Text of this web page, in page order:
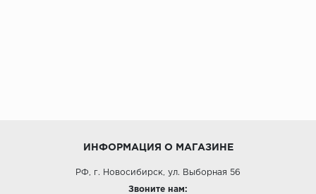
ИНФОРМАЦИЯ О МАГАЗИНЕ
РФ, г. Новосибирск, ул. Выборная 56
Звоните нам: